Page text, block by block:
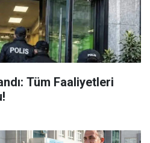
Tüm Faaliyetleri